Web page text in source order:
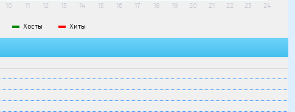
10 11 12 13 14 15 16 17 18 19 20 21 22 23 24
Хосты Хиты